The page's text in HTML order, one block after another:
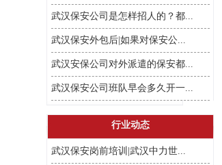
武汉保安公司是怎样招人的？都...
武汉保安外包后|如果对保安公...
武汉安保公司对外派遣的保安都...
武汉保安公司班队早会多久开一...
行业动态
武汉保安岗前培训|武汉中力世...